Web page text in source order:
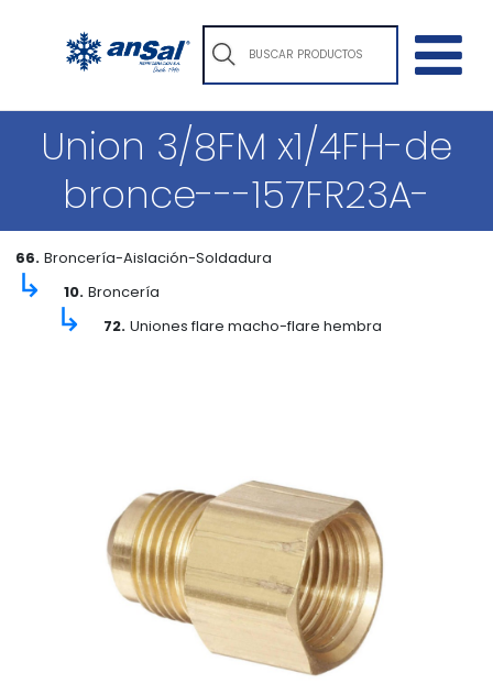
Union 3/8FM x1/4FH-de
bronce---157FR23A-
66. Broncería-Aislación-Soldadura
↳ 10. Broncería
↳ 72. Uniones flare macho-flare hembra